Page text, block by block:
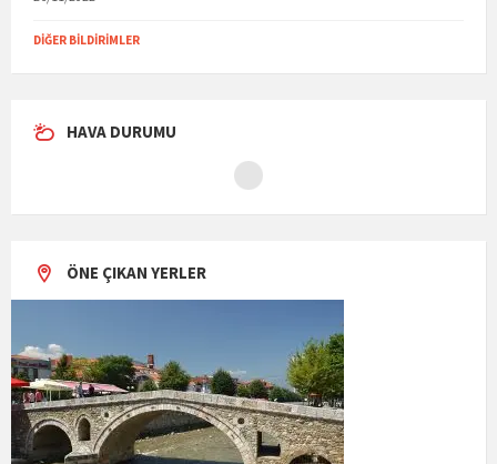
DIĞER BILDIRIMLER
HAVA DURUMU
ÖNE ÇIKAN YERLER